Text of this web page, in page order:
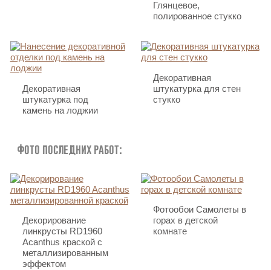
Глянцевое,
полированное стукко
Декоративная
штукатурка под
камень на лоджии
Декоративная
штукатурка для стен
стукко
Фото последних работ:
Декорирование
линкрусты RD1960
Acanthus краской с
металлизированным
эффектом
Фотообои Самолеты в
горах в детской
комнате